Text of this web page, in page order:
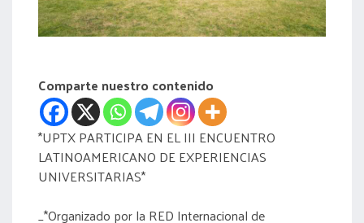
Comparte nuestro contenido
*UPTX PARTICIPA EN EL III ENCUENTRO
LATINOAMERICANO DE EXPERIENCIAS
UNIVERSITARIAS*
_*Organizado por la RED Internacional de